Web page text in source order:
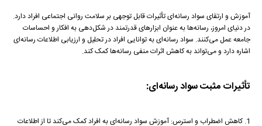
آموزش و ارتقای سواد رسانه‌ای تأثیرات قابل توجهی بر سلامت روانی اجتماعی افراد دارد.
در دنیای امروز، رسانه‌ها به عنوان ابزارهای قدرتمند در شکل‌دهی به افکار و احساسات
جامعه عمل می‌کنند. سواد رسانه‌ای به توانایی افراد در تحلیل و ارزیابی اطلاعات رسانه‌ای
اشاره دارد و می‌تواند به کاهش اثرات منفی رسانه‌ها کمک کند.
تأثیرات مثبت سواد رسانه‌ای:
1. کاهش اضطراب و استرس: آموزش سواد رسانه‌ای به افراد کمک می‌کند تا از اطلاعات